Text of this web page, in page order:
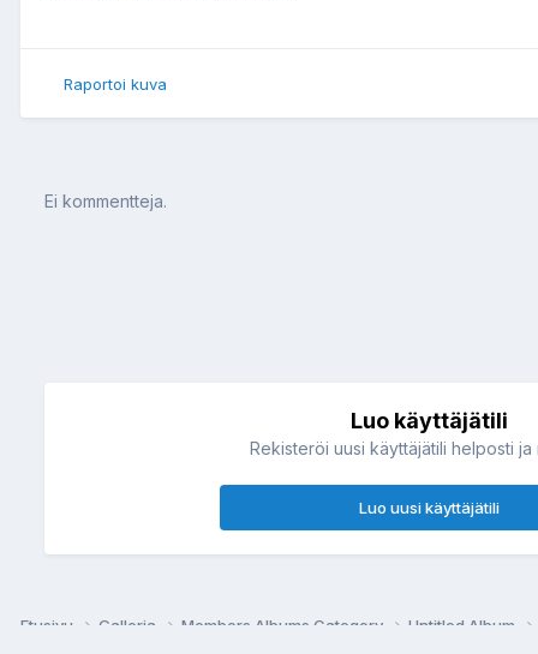
Raportoi kuva
Ei kommentteja.
Luo käyttäjätili
Rekisteröi uusi käyttäjätili helposti ja
Luo uusi käyttäjätili
Etusivu Galleria Members Albums Category Untitled Album